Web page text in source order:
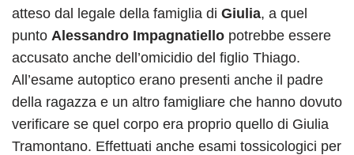
atteso dal legale della famiglia di Giulia, a quel
punto Alessandro Impagnatiello potrebbe essere
accusato anche dell’omicidio del figlio Thiago.
All’esame autoptico erano presenti anche il padre
della ragazza e un altro famigliare che hanno dovuto
verificare se quel corpo era proprio quello di Giulia
Tramontano. Effettuati anche esami tossicologici per